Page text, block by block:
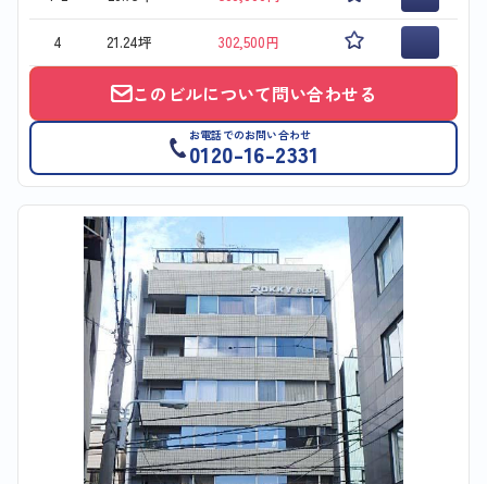
4 21.24坪 302,500円
このビルについて問い合わせる
お電話でのお問い合わせ
0120-16-2331